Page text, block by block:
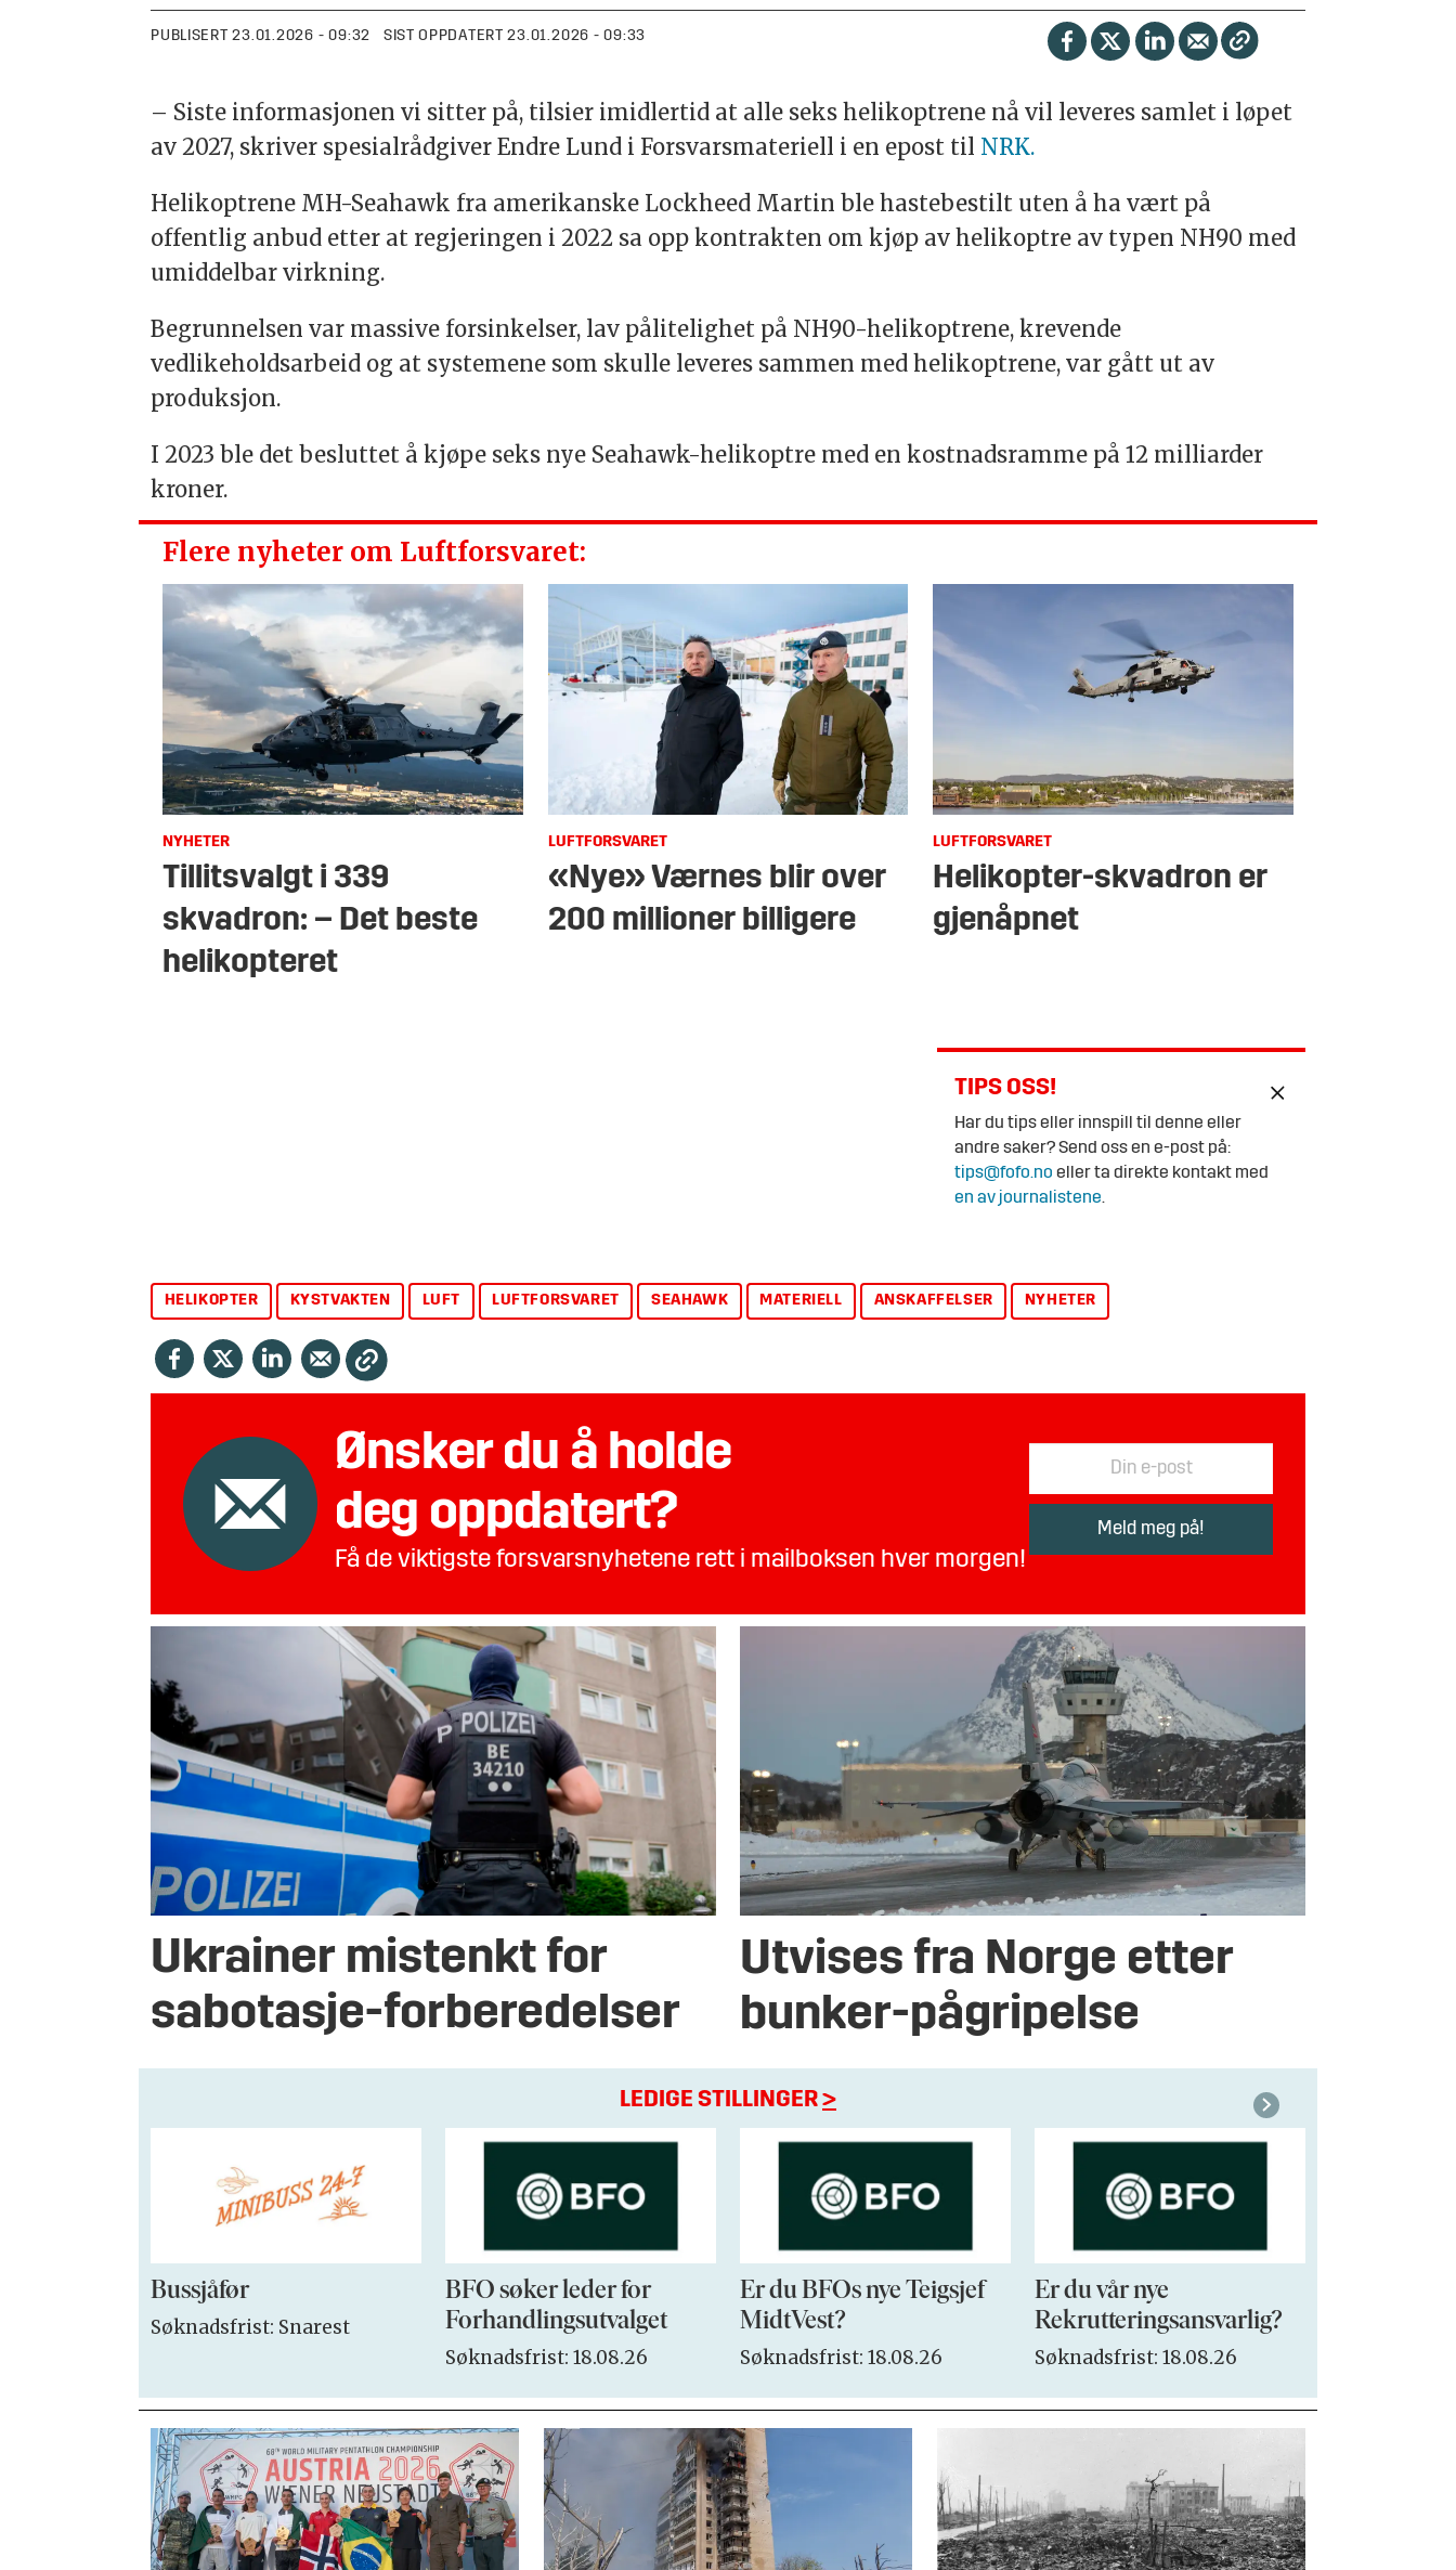
PUBLISERT 23.01.2026 - 09:32 SIST OPPDATERT 23.01.2026 - 09:33
– Siste informasjonen vi sitter på, tilsier imidlertid at alle seks helikoptrene nå vil leveres samlet i løpet
av 2027, skriver spesialrådgiver Endre Lund i Forsvarsmateriell i en epost til NRK.
Helikoptrene MH-Seahawk fra amerikanske Lockheed Martin ble hastebestilt uten å ha vært på
offentlig anbud etter at regjeringen i 2022 sa opp kontrakten om kjøp av helikoptre av typen NH90 med
umiddelbar virkning.
Begrunnelsen var massive forsinkelser, lav pålitelighet på NH90-helikoptrene, krevende
vedlikeholdsarbeid og at systemene som skulle leveres sammen med helikoptrene, var gått ut av
produksjon.
I 2023 ble det besluttet å kjøpe seks nye Seahawk-helikoptre med en kostnadsramme på 12 milliarder
kroner.
Flere nyheter om Luftforsvaret:
NYHETER
Tillitsvalgt i 339
skvadron: – Det beste
helikopteret
LUFTFORSVARET
«Nye» Værnes blir over
200 millioner billigere
LUFTFORSVARET
Helikopter-skvadron er
gjenåpnet
TIPS OSS!
Har du tips eller innspill til denne eller
andre saker? Send oss en e-post på:
tips@fofo.no eller ta direkte kontakt med
en av journalistene.
HELIKOPTER KYSTVAKTEN LUFT LUFTFORSVARET SEAHAWK MATERIELL ANSKAFFELSER NYHETER
Ønsker du å holde
deg oppdatert?
Få de viktigste forsvarsnyhetene rett i mailboksen hver morgen!
Ukrainer mistenkt for
sabotasje-forberedelser
Utvises fra Norge etter
bunker-pågripelse
LEDIGE STILLINGER>
Bussjåfør
Søknadsfrist: Snarest
BFO søker leder for
Forhandlingsutvalget
Søknadsfrist: 18.08.26
Er du BFOs nye Teigsjef
MidtVest?
Søknadsfrist: 18.08.26
Er du vår nye
Rekrutteringsansvarlig?
Søknadsfrist: 18.08.26